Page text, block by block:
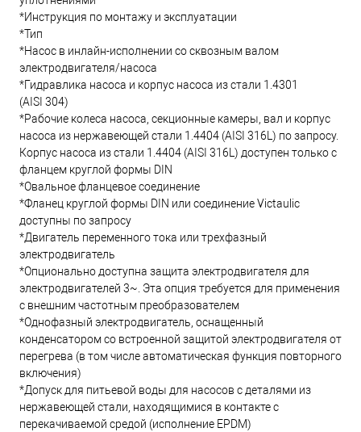
*Инструкция по монтажу и эксплуатации
*Тип
*Насос в инлайн-исполнении со сквозным валом
электродвигателя/насоса
*Гидравлика насоса и корпус насоса из стали 1.4301
(AISI 304)
*Рабочие колеса насоса, секционные камеры, вал и корпус
насоса из нержавеющей стали 1.4404 (AISI 316L) по запросу.
Корпус насоса из стали 1.4404 (AISI 316L) доступен только с
фланцем круглой формы DIN
*Овальное фланцевое соединение
*Фланец круглой формы DIN или соединение Victaulic
доступны по запросу
*Двигатель переменного тока или трехфазный
электродвигатель
*Опционально доступна защита электродвигателя для
электродвигателей 3~. Эта опция требуется для применения
с внешним частотным преобразователем
*Однофазный электродвигатель, оснащенный
конденсатором со встроенной защитой электродвигателя от
перегрева (в том числе автоматическая функция повторного
включения)
*Допуск для питьевой воды для насосов с деталями из
нержавеющей стали, находящимися в контакте с
перекачиваемой средой (исполнение EPDM)